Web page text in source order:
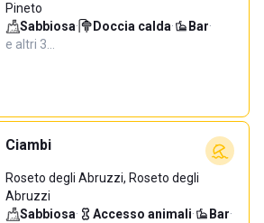
Pineto
Sabbiosa· Doccia calda· Bar·
e altri 3…
Ciambi
Roseto degli Abruzzi, Roseto degli
Abruzzi
Sabbiosa· Accesso animali· Bar·